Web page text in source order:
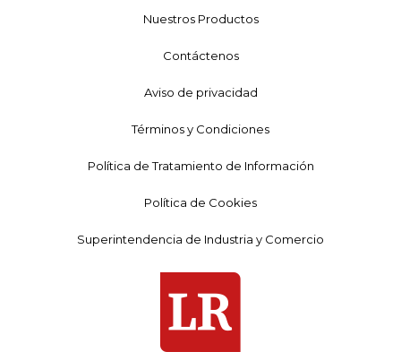
Nuestros Productos
Contáctenos
Aviso de privacidad
Términos y Condiciones
Política de Tratamiento de Información
Política de Cookies
Superintendencia de Industria y Comercio